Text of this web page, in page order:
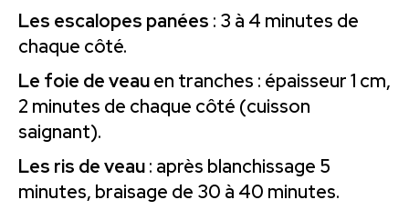
Les escalopes panées : 3 à 4 minutes de
chaque côté.
Le foie de veauen tranches : épaisseur 1 cm,
2 minutes de chaque côté (cuisson
saignant).
Les ris de veau: après blanchissage 5
minutes, braisage de 30 à 40 minutes.